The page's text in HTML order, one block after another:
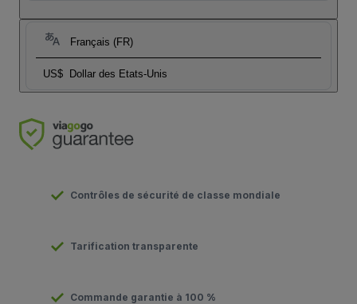
Français (FR)
US$ Dollar des Etats-Unis
Contrôles de sécurité de classe mondiale
Tarification transparente
Commande garantie à 100 %